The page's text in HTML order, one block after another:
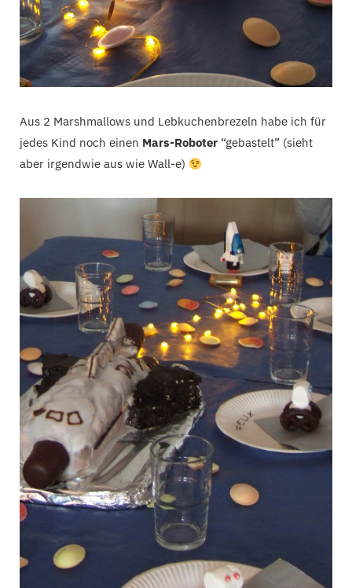
Aus 2 Marshmallows und Lebkuchenbrezeln habe ich für
jedes Kind noch einen Mars-Roboter “gebastelt” (sieht
aber irgendwie aus wie Wall-e)